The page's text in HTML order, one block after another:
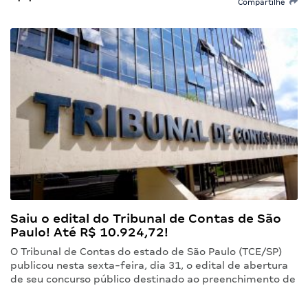
Compartilhe
Saiu o edital do Tribunal de Contas de São
Paulo! Até R$ 10.924,72!
O Tribunal de Contas do estado de São Paulo (TCE/SP)
publicou nesta sexta-feira, dia 31, o edital de abertura
de seu concurso público destinado ao preenchimento de